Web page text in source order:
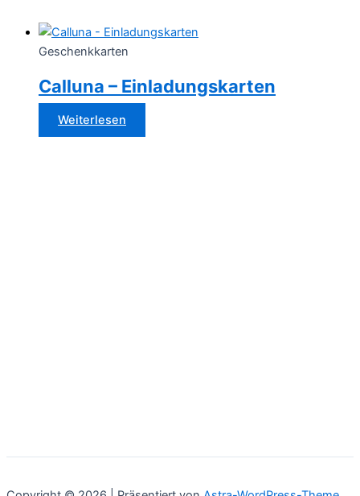
Geschenkkarten
Calluna – Einladungskarten
Weiterlesen